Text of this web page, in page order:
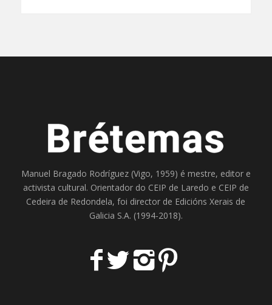
Manuel Bragado Rodríguez (Vigo, 1959) é mestre, editor e
activista cultural. Orientador do CEIP de Laredo e CEIP de
Cedeira de Redondela, foi director de Edicións Xerais de
Galicia S.A. (1994-2018).